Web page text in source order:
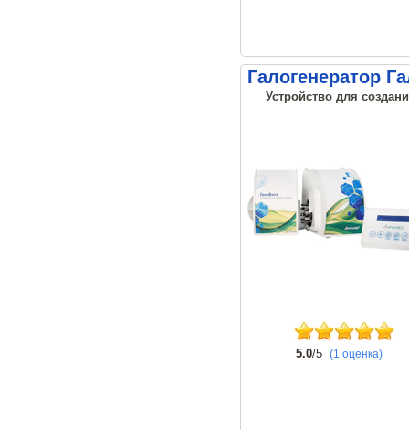
Галогенератор
Устройство для
5.0/5 (1 оценка)